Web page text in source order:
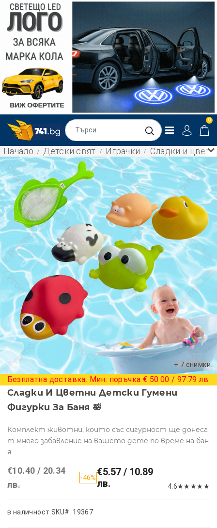
0
Начало Детски свят Играчки Сладки и
+ 7 снимки
Безплатна доставка. Мин. поръчка € 50.00 / 97.79 лв.
Сладки И Цветни Детски Гумени
Фигурки За Баня 🛀
Комплект животни, които със сигурност ще донеса
т много забавление на вашето дете по време на бан
я
€10.40 / 20.34
лв.
-46%€5.57 / 10.89
лв.
4.6★★ ★★ ★
в наличност SKU#: 19367